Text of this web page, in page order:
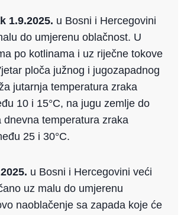
1.9.2025. u Bosni i Hercegovini
do umjerenu oblačnost. U
po kotlinama i uz riječne tokove
ploča južnog i jugozapadnog
jutarnja temperatura zraka
10 i 15°C, na jugu zemlje do
dnevna temperatura zraka
25 i 30°C.
u Bosni i Hercegovini veći
uz malu do umjerenu
naoblačenje sa zapada koje će